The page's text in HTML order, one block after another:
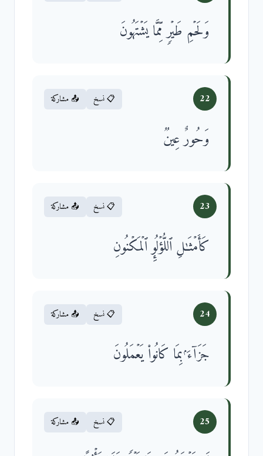
وَلَحۡمِ طَیۡرࣲ مِّمَّا یَشۡتَهُونَ
22 📋 نسخ 📤 مشاركة
وَحُورٌ عِینࣱ
23 📋 نسخ 📤 مشاركة
كَأَمۡثَـٰلِ ٱللُّؤۡلُوِٕ ٱلۡمَكۡنُونِ
24 📋 نسخ 📤 مشاركة
جَزَاۤءَۢ بِمَا كَانُوا۟ یَعۡمَلُونَ
25 📋 نسخ 📤 مشاركة